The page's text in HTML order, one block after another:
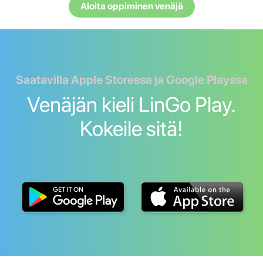
Aloita oppiminen venäjä
Saatavilla Apple Storessa ja Google Playssa
Venäjän kieli LinGo Play.
Kokeile sitä!